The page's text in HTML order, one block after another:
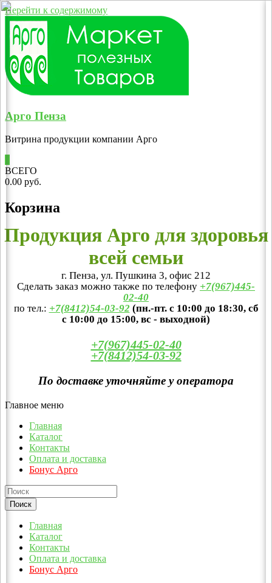
Перейти к содержимому
Арго Пенза
Витрина продукции компании Арго
ВСЕГО
0.00 руб.
Корзина
Продукция Арго для здоровья
всей семьи
г. Пенза, ул. Пушкина 3, офис 212
Сделать заказ можно также по телефону +7(967)445-
02-40
по тел.: +7(8412)54-03-92 (пн.-пт. с 10:00 до 18:30, сб
с 10:00 до 15:00, вс - выходной)
+7(967)445-02-40
+7(8412)54-03-92
По доставке уточняйте у оператора
Главное меню
Главная
Каталог
Контакты
Оплата и доставка
Бонус Арго
Главная
Каталог
Контакты
Оплата и доставка
Бонус Арго